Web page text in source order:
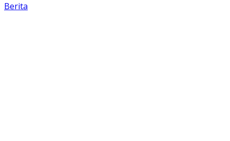
Berita